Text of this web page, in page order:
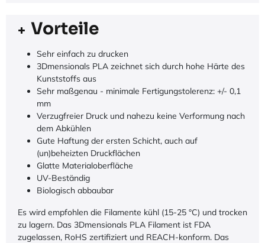
Vorteile
Sehr einfach zu drucken
3Dmensionals PLA zeichnet sich durch hohe Härte des
Kunststoffs aus
Sehr maßgenau - minimale Fertigungstolerenz: +/- 0,1
mm
Verzugfreier Druck und nahezu keine Verformung nach
dem Abkühlen
Gute Haftung der ersten Schicht, auch auf
(un)beheizten Druckflächen
Glatte Materialoberfläche
UV-Beständig
Biologisch abbaubar
Es wird empfohlen die Filamente kühl (15-25 °C) und trocken
zu lagern. Das 3Dmensionals PLA Filament ist FDA
zugelassen, RoHS zertifiziert und REACH-konform. Das